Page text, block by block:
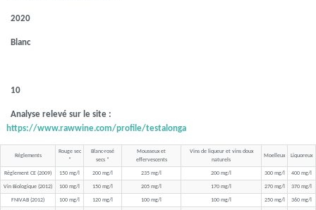
2020
Blanc
10
Analyse relevé sur le site :
https://www.rawwine.com/profile/testalonga
Réglements
Rouge sec
*
Blanc-rosé
secs *
Mousseux et
effervescents
Vins de liqueur et vins doux
naturels
Moelleux Liquoreux
Règlement CE (2009) 150 mg/l 200 mg/l 235 mg/l 200 mg/l 300 mg/l 400 mg/l
Vin Biologique (2012) 100 mg/l 150 mg/l 205 mg/l 170 mg/l 270 mg/l 370 mg/l
FNIVAB (2012) 100 mg/l 120 mg/l 100 mg/l 100 mg/l 250 mg/l 360 mg/l